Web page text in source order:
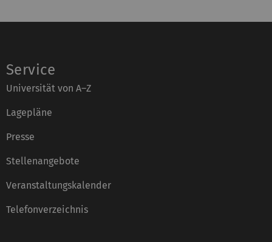
Service
Universität von A–Z
Lagepläne
Presse
Stellenangebote
Veranstaltungskalender
Telefonverzeichnis